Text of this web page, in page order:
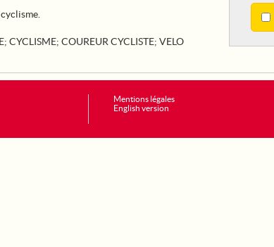
; CYCLISME; COUREUR CYCLISTE; VELO
Mentions légales
English version